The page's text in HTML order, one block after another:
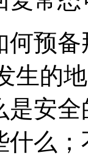
何预备
生的
是安全
什么